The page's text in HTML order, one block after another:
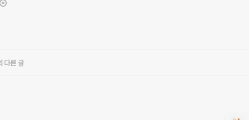
다른 글